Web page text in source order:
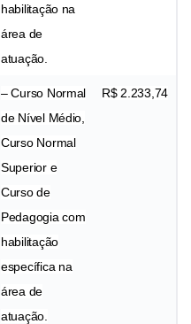
habilitação na
área de
atuação.
– Curso Normal
de Nível Médio,
Curso Normal
Superior e
Curso de
Pedagogia com
habilitação
específica na
área de
atuação.
R$ 2.233,74